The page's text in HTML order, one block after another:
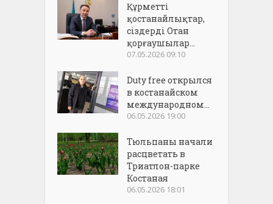
Құрметті
қостанайлықтар,
сіздерді Отан
қорғаушылар...
07.05.2026 09:10
Duty free открылся
в костанайском
международном...
06.05.2026 19:00
Тюльпаны начали
расцветать в
Триатлон-парке
Костаная
06.05.2026 18:01